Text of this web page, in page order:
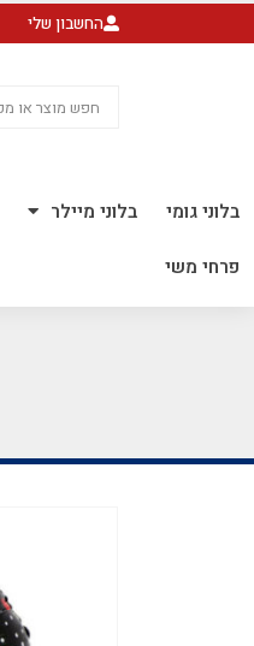
החשבון שלי
בלוני גומי בלוני מיילר
פרחי משי